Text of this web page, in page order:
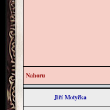
Nahoru
Jiří Motyčka